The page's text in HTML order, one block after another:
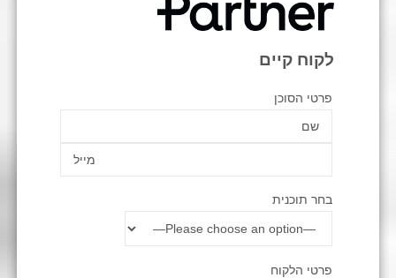
לקוח קיים
פרטי הסוכן
בחר תוכנית
פרטי הלקוח